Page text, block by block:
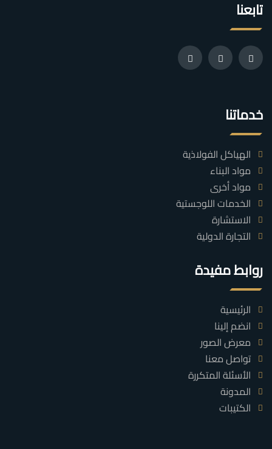
تابعنا
خدماتنا
الهياكل الفولاذية
مواد البناء
مواد أخرى
الخدمات اللوجستية
الاستشارة
التجارة الدولية
روابط مفيدة
الرئيسية
انضم إلينا
معرض الصور
تواصل معنا
الأسئلة المتكررة
المدونة
الكتيبات